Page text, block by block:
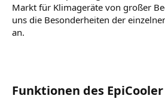
Markt für Klimageräte von großer
uns die Besonderheiten der
an.
Funktionen des EpiCooler